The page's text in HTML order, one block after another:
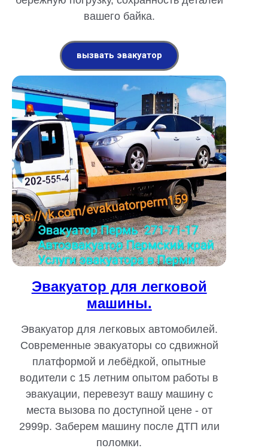
вашего байка.
вызвать эвакуатор
Эвакуатор для легковой
машины.
Эвакуатор для легковых автомобилей.
Современные эвакуаторы со сдвижной
платформой и лебёдкой, опытные
водители с 15 летним опытом работы в
эвакуации, перевезут вашу машину с
места вызова по доступной цене - от
2999р. Заберем машину после ДТП или
поломки.